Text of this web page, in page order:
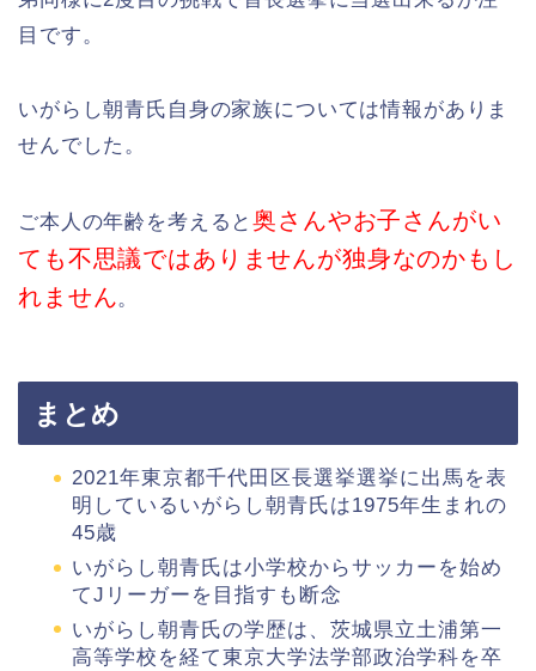
目です。
いがらし朝青氏自身の家族については情報がありま
せんでした。
ご本人の年齢を考えると奥さんやお子さんがい
ても不思議ではありませんが独身なのかもし
れません。
まとめ
2021年東京都千代田区長選挙選挙に出馬を表
明しているいがらし朝青氏は1975年生まれの
45歳
いがらし朝青氏は小学校からサッカーを始め
てJリーガーを目指すも断念
いがらし朝青氏の学歴は、茨城県立土浦第一
高等学校を経て東京大学法学部政治学科を卒